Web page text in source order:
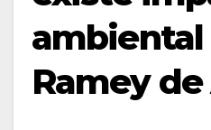
ambiental
Ramey